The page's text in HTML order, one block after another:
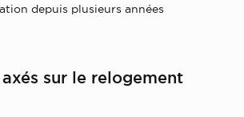
depuis plusieurs années
sur le relogement